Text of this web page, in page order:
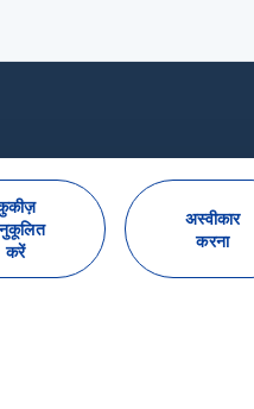
करें
अस्वीकार
करना